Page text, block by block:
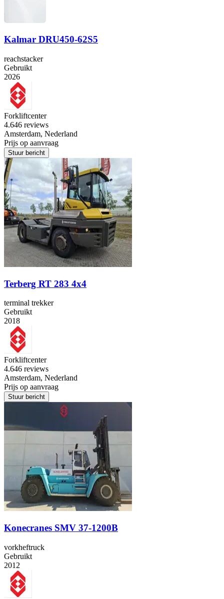
Kalmar DRU450-62S5
reachstacker
Gebruikt
2026
Forkliftcenter
4.646 reviews
Amsterdam, Nederland
Prijs op aanvraag
Stuur bericht
Terberg RT 283 4x4
terminal trekker
Gebruikt
2018
Forkliftcenter
4.646 reviews
Amsterdam, Nederland
Prijs op aanvraag
Stuur bericht
Konecranes SMV 37-1200B
vorkheftruck
Gebruikt
2012